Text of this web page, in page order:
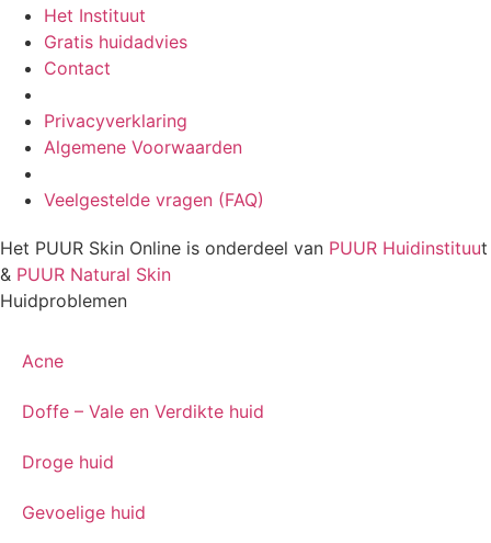
Het Instituut
Gratis huidadvies
Contact
Privacyverklaring
Algemene Voorwaarden
Veelgestelde vragen (FAQ)
Het PUUR Skin Online is onderdeel van PUUR Huidinstituut
& PUUR Natural Skin
Huidproblemen
Acne
Doffe – Vale en Verdikte huid
Droge huid
Gevoelige huid